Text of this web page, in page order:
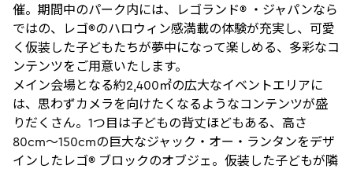
催。期間中のパーク内には、レゴランド® ・ジャパンなら
ではの、レゴ®のハロウィン感満載の体験が充実し、可愛
く仮装した子どもたちが夢中になって楽しめる、多彩なコ
ンテンツをご用意いたします。
メイン会場となる約2,400㎡の広大なイベントエリアに
は、思わずカメラを向けたくなるようなコンテンツが盛
りだくさん。1つ目は子どもの背丈ほどもある、高さ
80cm～150cmの巨大なジャック・オー・ランタンをデザ
インしたレゴ® ブロックのオブジェ。仮装した子どもが隣